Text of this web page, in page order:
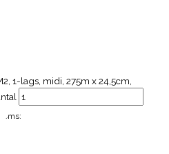
1-lags, midi, 275m x 24,5cm,